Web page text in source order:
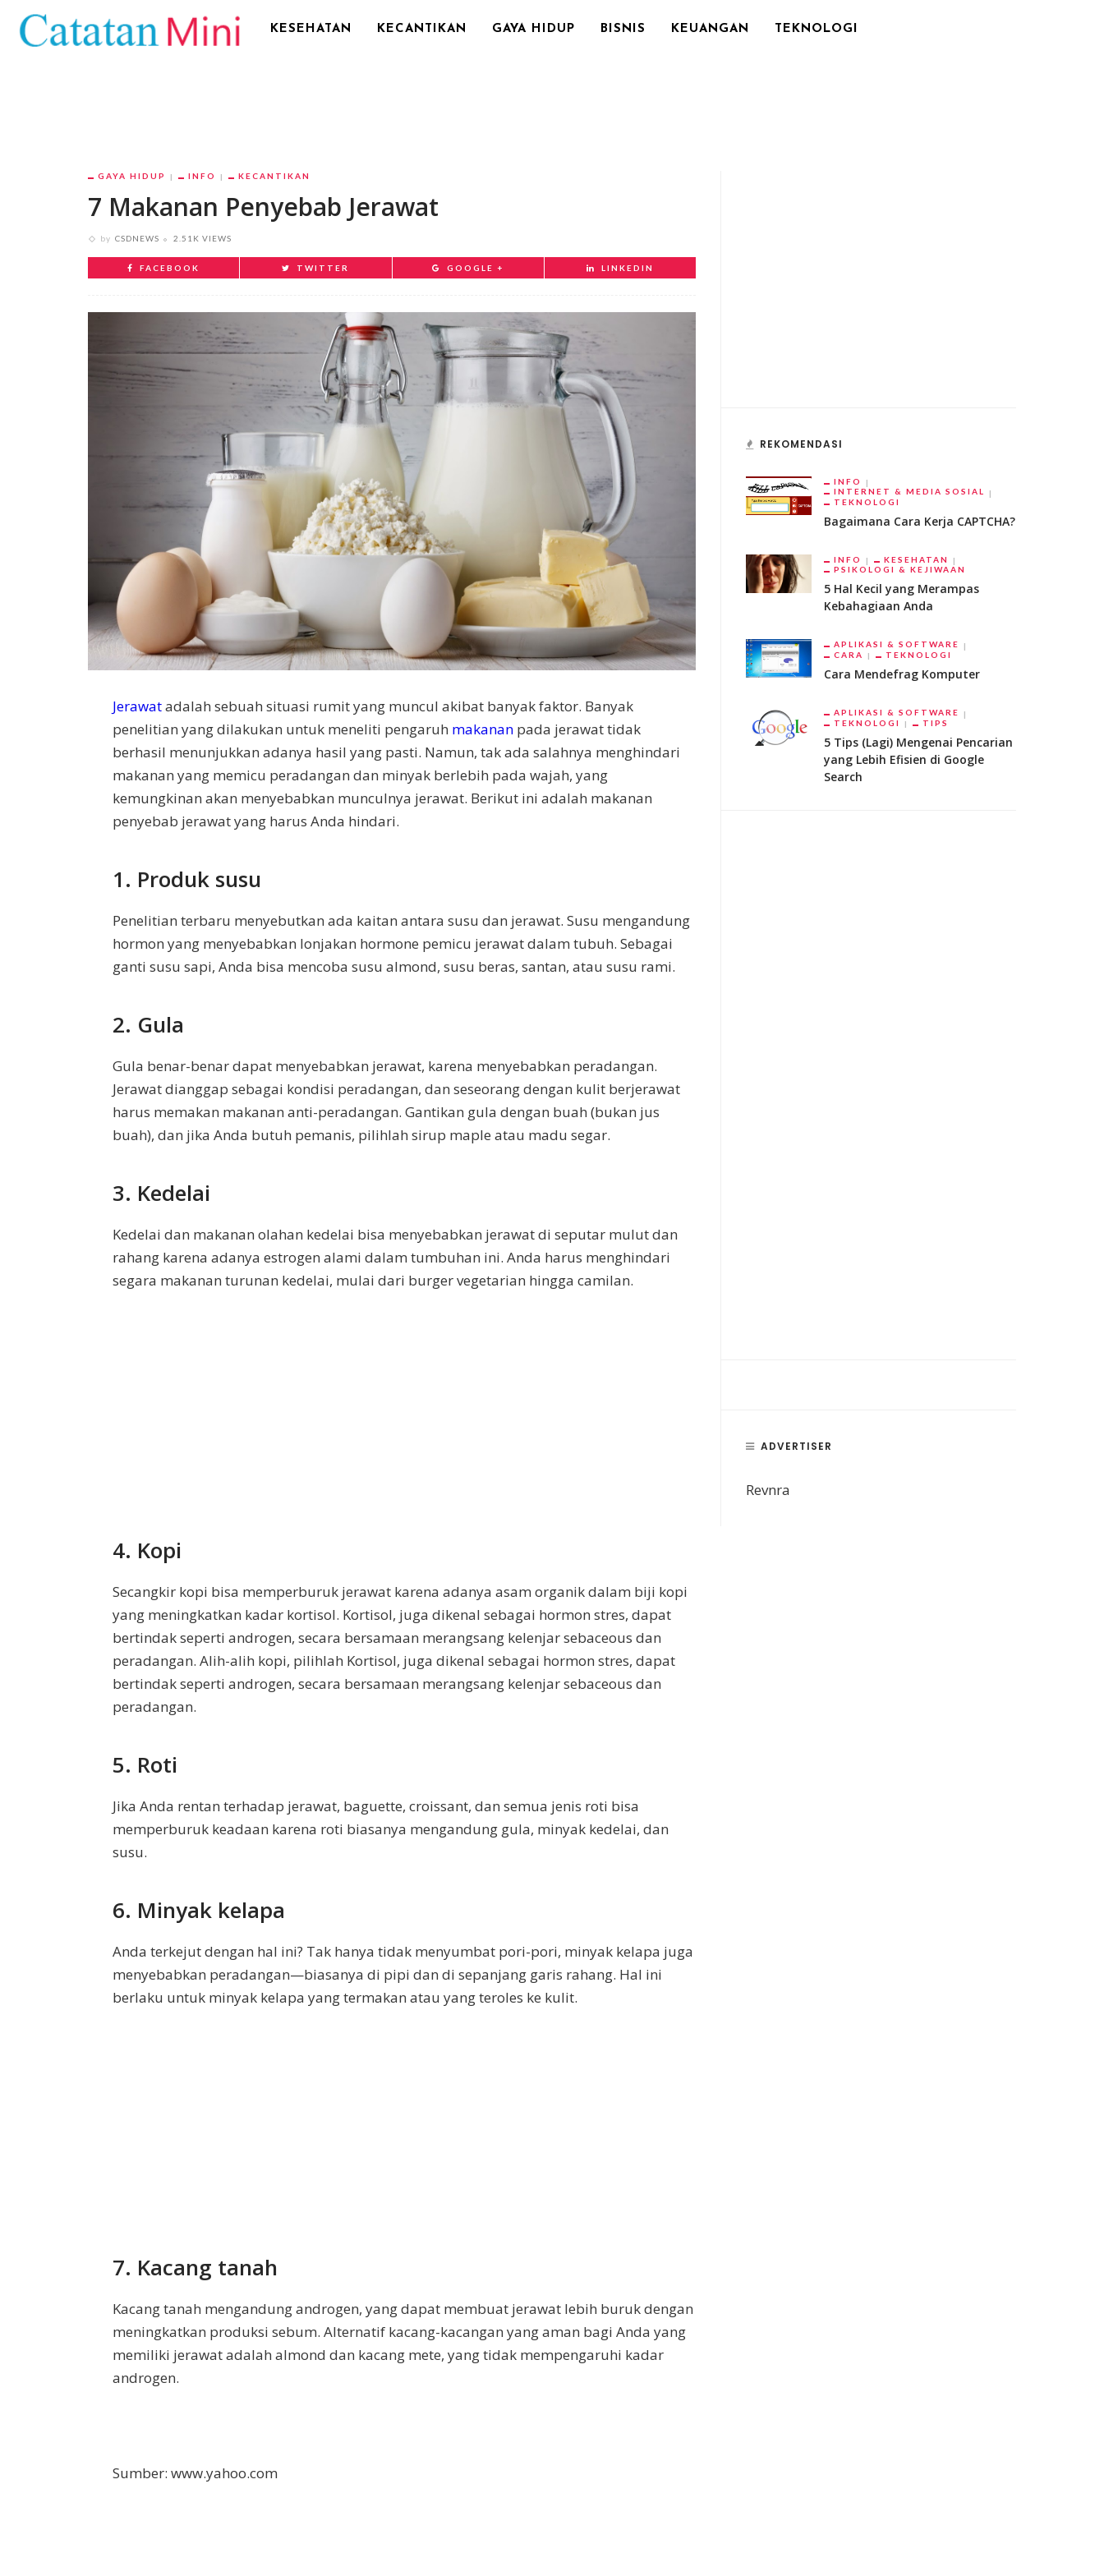
KESEHATAN KECANTIKAN GAYA HIDUP BISNIS KEUANGAN TEKNOLOGI
GAYA HIDUP INFO KECANTIKAN
7 Makanan Penyebab Jerawat
by CSDNEWS 2.51K VIEWS
FACEBOOK TWITTER GOOGLE + LINKEDIN
Jerawatadalah sebuah situasi rumit yang muncul akibat banyak faktor. Banyak
penelitian yang dilakukan untuk meneliti pengaruh makanan pada jerawat tidak
berhasil menunjukkan adanya hasil yang pasti. Namun, tak ada salahnya menghindari
makanan yang memicu peradangan dan minyak berlebih pada wajah, yang
kemungkinan akan menyebabkan munculnya jerawat. Berikut ini adalah makanan
penyebab jerawat yang harus Anda hindari.
1. Produk susu
Penelitian terbaru menyebutkan ada kaitan antara susu dan jerawat. Susu mengandung
hormon yang menyebabkan lonjakan hormone pemicu jerawat dalam tubuh. Sebagai
ganti susu sapi, Anda bisa mencoba susu almond, susu beras, santan, atau susu rami.
2. Gula
Gula benar-benar dapat menyebabkan jerawat, karena menyebabkan peradangan.
Jerawat dianggap sebagai kondisi peradangan, dan seseorang dengan kulit berjerawat
harus memakan makanan anti-peradangan. Gantikan gula dengan buah (bukan jus
buah), dan jika Anda butuh pemanis, pilihlah sirup maple atau madu segar.
3. Kedelai
Kedelai dan makanan olahan kedelai bisa menyebabkan jerawat di seputar mulut dan
rahang karena adanya estrogen alami dalam tumbuhan ini. Anda harus menghindari
segara makanan turunan kedelai, mulai dari burger vegetarian hingga camilan.
4. Kopi
Secangkir kopi bisa memperburuk jerawat karena adanya asam organik dalam biji kopi
yang meningkatkan kadar kortisol. Kortisol, juga dikenal sebagai hormon stres, dapat
bertindak seperti androgen, secara bersamaan merangsang kelenjar sebaceous dan
peradangan. Alih-alih kopi, pilihlah Kortisol, juga dikenal sebagai hormon stres, dapat
bertindak seperti androgen, secara bersamaan merangsang kelenjar sebaceous dan
peradangan.
5. Roti
Jika Anda rentan terhadap jerawat, baguette, croissant, dan semua jenis roti bisa
memperburuk keadaan karena roti biasanya mengandung gula, minyak kedelai, dan
susu.
6. Minyak kelapa
Anda terkejut dengan hal ini? Tak hanya tidak menyumbat pori-pori, minyak kelapa juga
menyebabkan peradangan—biasanya di pipi dan di sepanjang garis rahang. Hal ini
berlaku untuk minyak kelapa yang termakan atau yang teroles ke kulit.
7. Kacang tanah
Kacang tanah mengandung androgen, yang dapat membuat jerawat lebih buruk dengan
meningkatkan produksi sebum. Alternatif kacang-kacangan yang aman bagi Anda yang
memiliki jerawat adalah almond dan kacang mete, yang tidak mempengaruhi kadar
androgen.
Sumber: www.yahoo.com
REKOMENDASI
INFO
INTERNET & MEDIA SOSIAL
TEKNOLOGI
Bagaimana Cara Kerja CAPTCHA?
INFO
KESEHATAN
PSIKOLOGI & KEJIWAAN
5 Hal Kecil yang Merampas
Kebahagiaan Anda
APLIKASI & SOFTWARE
CARA
TEKNOLOGI
Cara Mendefrag Komputer
APLIKASI & SOFTWARE
TEKNOLOGI
TIPS
5 Tips (Lagi) Mengenai Pencarian
yang Lebih Efisien di Google
Search
ADVERTISER
Revnra